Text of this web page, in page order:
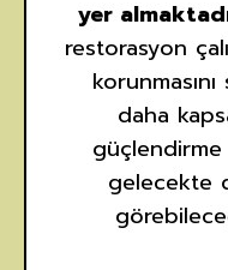
yer
restorasyon
daha
güçlendirme
gelecekte